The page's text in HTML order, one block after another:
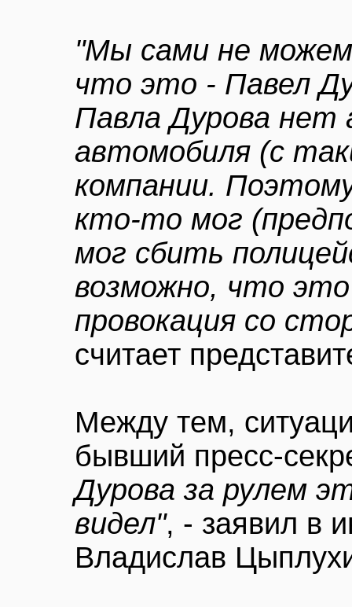
"Мы сами не
что это - Павел
Павла Дурова нет
автомобиля (с
компании.
кто-то мог
мог сбить
возможно, что
провокация со
считает
Между тем,
бывший пресс-
Дурова за рулем
видел", - заявил в
Владислав